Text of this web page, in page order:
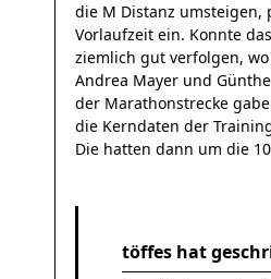
die M Distanz umsteigen,
Vorlaufzeit ein. Konnte
ziemlich gut verfolgen,
Andrea Mayer und
der Marathonstrecke
die Kerndaten der
Die hatten dann um die
töffes hat